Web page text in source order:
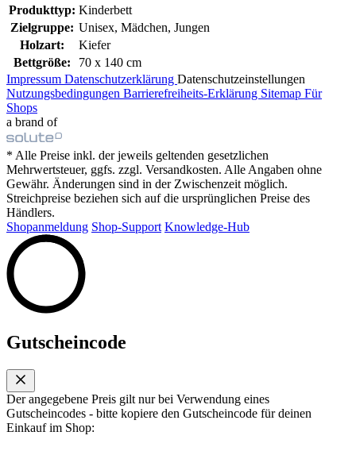
Produkttyp: Kinderbett
Zielgruppe: Unisex, Mädchen, Jungen
Holzart:
Kiefer
Bettgröße:
70 x 140 cm
Impressum Datenschutzerklärung Datenschutzeinstellungen
Nutzungsbedingungen Barrierefreiheits-Erklärung Sitemap Für
Shops
a brand of
* Alle Preise inkl. der jeweils geltenden gesetzlichen
Mehrwertsteuer, ggfs. zzgl. Versandkosten. Alle Angaben ohne
Gewähr. Änderungen sind in der Zwischenzeit möglich.
Streichpreise beziehen sich auf die ursprünglichen Preise des
Händlers.
Shopanmeldung Shop-Support Knowledge-Hub
Gutscheincode
Der angegebene Preis gilt nur bei Verwendung eines
Gutscheincodes - bitte kopiere den Gutscheincode für deinen
Einkauf im Shop: